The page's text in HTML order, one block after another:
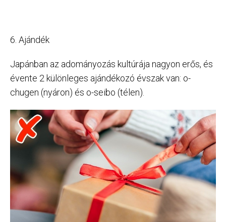
6. Ajándék
Japánban az adományozás kultúrája nagyon erős, és
évente 2 különleges ajándékozó évszak van: o-
chugen (nyáron) és o-seibo (télen).